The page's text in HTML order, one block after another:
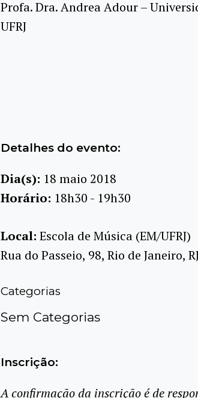
Profa. Dra. Andrea Adour –
UFRJ
Detalhes do evento:
Dia(s): 18 maio 2018
Horário: 18h30 - 19h30
Local: Escola de Música (EM/UFRJ)
Rua do Passeio, 98, Rio de Janeiro,
Categorias
Sem Categorias
Inscrição:
A confirmação da inscrição é de